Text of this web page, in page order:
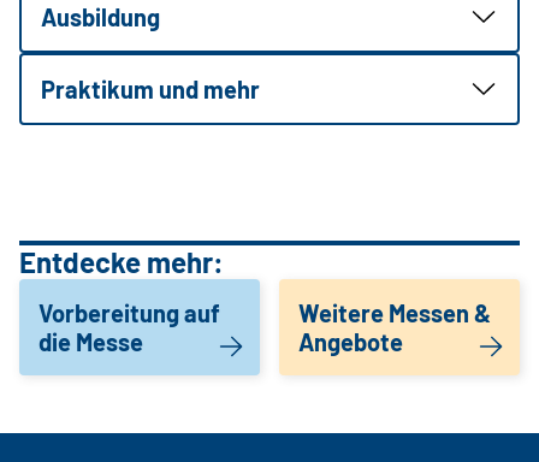
Ausbildung
Praktikum und mehr
Entdecke mehr:
Vorbereitung auf
die Messe
Weitere Messen &
Angebote